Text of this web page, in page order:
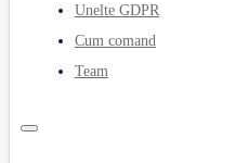
Unelte GDPR
Cum comand
Team